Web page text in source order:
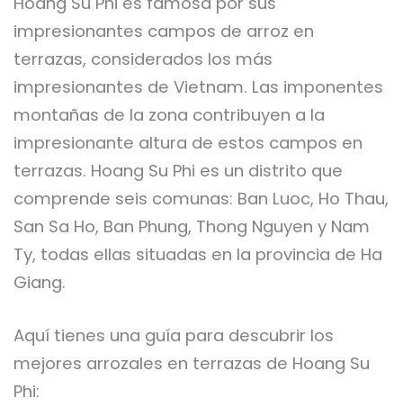
impresionantes campos de arroz en
terrazas, considerados los más
impresionantes de Vietnam. Las imponentes
montañas de la zona contribuyen a la
impresionante altura de estos campos en
terrazas. Hoang Su Phi es un distrito que
comprende seis comunas: Ban Luoc, Ho Thau,
San Sa Ho, Ban Phung, Thong Nguyen y Nam
Ty, todas ellas situadas en la provincia de Ha
Giang.
Aquí tienes una guía para descubrir los
mejores arrozales en terrazas de Hoang Su
Phi: